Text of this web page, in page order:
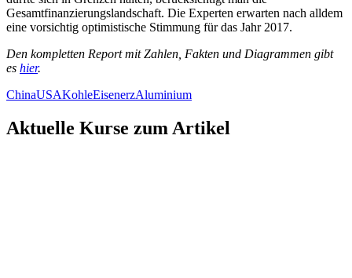
Gesamtfinanzierungslandschaft. Die Experten erwarten nach alldem
eine vorsichtig optimistische Stimmung für das Jahr 2017.
Den kompletten Report mit Zahlen, Fakten und Diagrammen gibt
es hier.
ChinaUSAKohleEisenerzAluminium
Aktuelle Kurse zum Artikel